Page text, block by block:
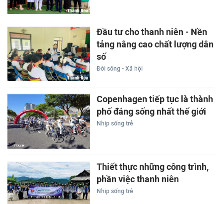
Đầu tư cho thanh niên - Nền
tảng nâng cao chất lượng dân
số
Đời sống - Xã hội
Copenhagen tiếp tục là thành
phố đáng sống nhất thế giới
Nhịp sống trẻ
Thiết thực những công trình,
phần việc thanh niên
Nhịp sống trẻ